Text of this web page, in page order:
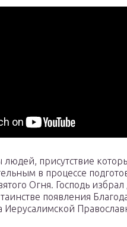
людей, присутствие
в процессе
Огня. Господь избрал
появления
Иерусалимской